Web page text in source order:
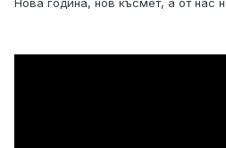
Нова година, нов късмет, а от нас